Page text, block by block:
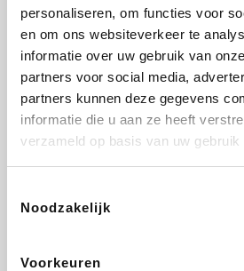
personaliseren, om functies voor
en om ons websiteverkeer te
informatie over uw gebruik van
partners voor social media,
partners kunnen deze gegevens
informatie die u aan ze heeft
verzameld op basis van uw
Noodzakelijk
Voorkeuren
Sarenza Weekendesk